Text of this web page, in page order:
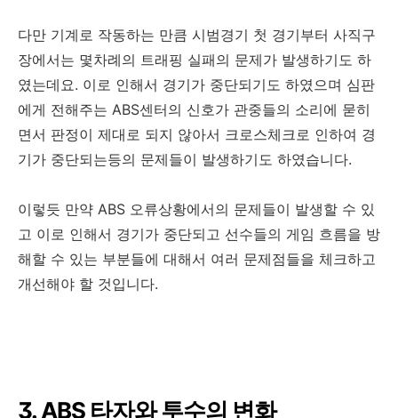
다만 기계로 작동하는 만큼 시범경기 첫 경기부터 사직구
장에서는 몇차례의 트래핑 실패의 문제가 발생하기도 하
였는데요. 이로 인해서 경기가 중단되기도 하였으며 심판
에게 전해주는 ABS센터의 신호가 관중들의 소리에 묻히
면서 판정이 제대로 되지 않아서 크로스체크로 인하여 경
기가 중단되는등의 문제들이 발생하기도 하였습니다.
이렇듯 만약 ABS 오류상황에서의 문제들이 발생할 수 있
고 이로 인해서 경기가 중단되고 선수들의 게임 흐름을 방
해할 수 있는 부분들에 대해서 여러 문제점들을 체크하고
개선해야 할 것입니다.
3. ABS 타자와 투수의 변화